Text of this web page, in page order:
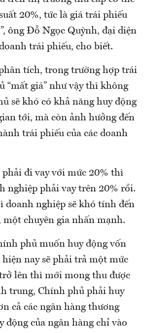
20%, tức là giá trái phiếu
ông Đỗ Ngọc Quỳnh, đại diện
trái phiếu, cho biết.
tích, trong trường hợp trái
“mất giá” như vậy thì không
sẽ khó có khả năng huy động
tới, mà còn ảnh hưởng đến
trái phiếu của các doanh
phải đi vay với mức 20% thì
nghiệp phải vay trên 20% rồi.
doanh nghiệp sẽ khó tính đến
một chuyên gia nhấn mạnh.
phủ muốn huy động vốn
nay sẽ phải trả một mức
lên thì mới mong thu được
trung, Chính phủ phải huy
cả các ngân hàng thương
động của ngân hàng chỉ vào